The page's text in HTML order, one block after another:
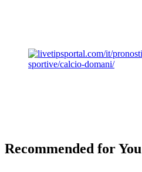
Recommended for You